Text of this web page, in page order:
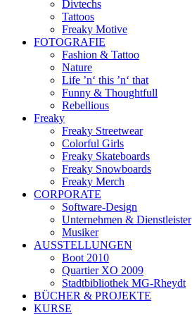
Divtechs
Tattoos
Freaky Motive
FOTOGRAFIE
Fashion & Tattoo
Nature
Life ’n‘ this ’n‘ that
Funny & Thoughtfull
Rebellious
Freaky
Freaky Streetwear
Colorful Girls
Freaky Skateboards
Freaky Snowboards
Freaky Merch
CORPORATE
Software-Design
Unternehmen & Dienstleister
Musiker
AUSSTELLUNGEN
Boot 2010
Quartier XO 2009
Stadtbibliothek MG-Rheydt
BÜCHER & PROJEKTE
KURSE